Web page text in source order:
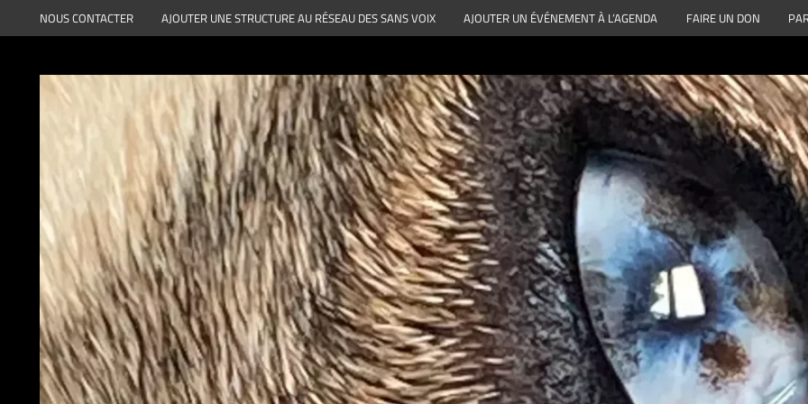
au
NOUS CONTACTER AJOUTER UNE STRUCTURE AU RÉSEAU DES SANS VOIX AJOUTER UN ÉVÉNEMENT À L’AGENDA FAIRE UN DON